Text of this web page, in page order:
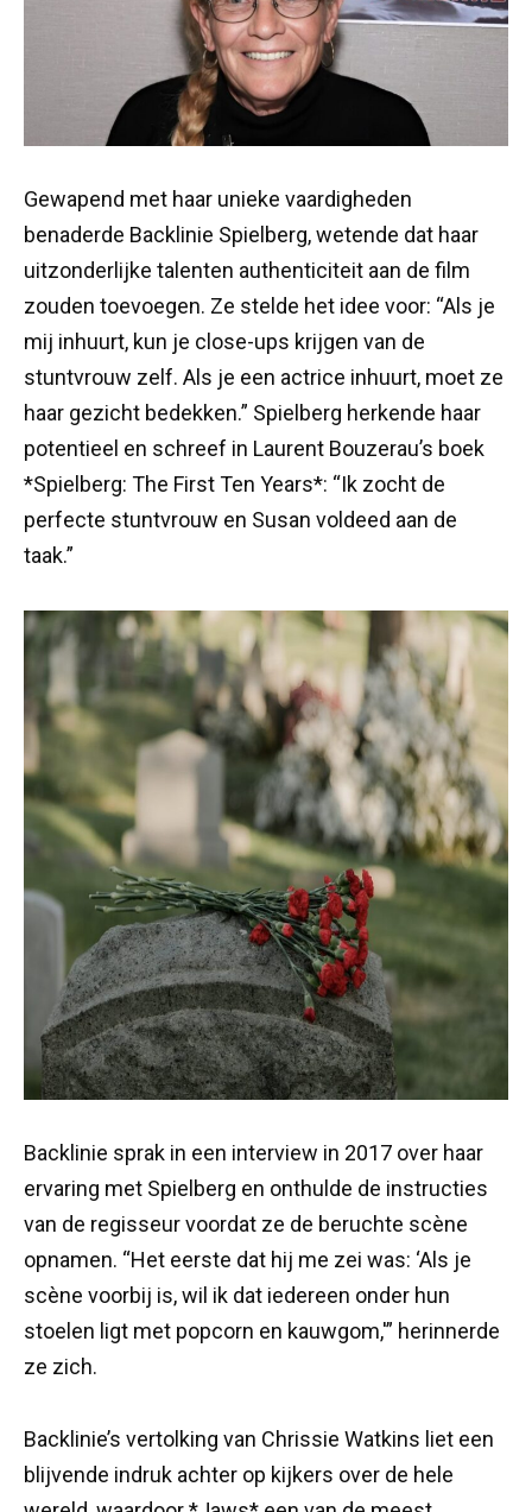
Gewapend met haar unieke vaardigheden
benaderde Backlinie Spielberg, wetende dat haar
uitzonderlijke talenten authenticiteit aan de film
zouden toevoegen. Ze stelde het idee voor: “Als je
mij inhuurt, kun je close-ups krijgen van de
stuntvrouw zelf. Als je een actrice inhuurt, moet ze
haar gezicht bedekken.” Spielberg herkende haar
potentieel en schreef in Laurent Bouzerau’s boek
*Spielberg: The First Ten Years*: “Ik zocht de
perfecte stuntvrouw en Susan voldeed aan de
taak.”
Backlinie sprak in een interview in 2017 over haar
ervaring met Spielberg en onthulde de instructies
van de regisseur voordat ze de beruchte scène
opnamen. “Het eerste dat hij me zei was: ‘Als je
scène voorbij is, wil ik dat iedereen onder hun
stoelen ligt met popcorn en kauwgom,'” herinnerde
ze zich.
Backlinie’s vertolking van Chrissie Watkins liet een
blijvende indruk achter op kijkers over de hele